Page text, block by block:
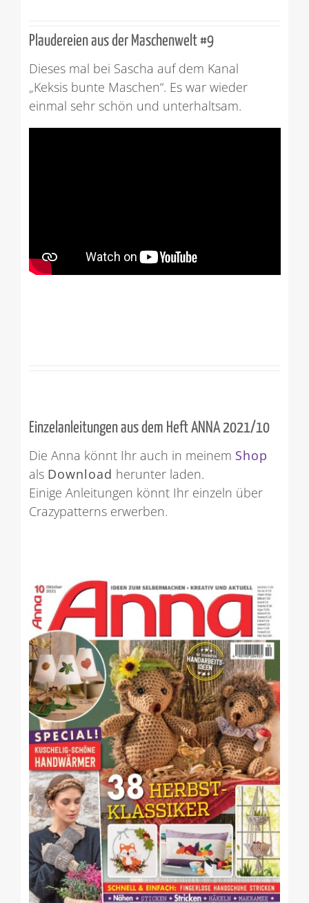
Plaudereien aus der Maschenwelt #9
Dieses mal bei Sascha auf dem Kanal
„Keksis bunte Maschen“. Es war wieder
einmal sehr schön und unterhaltsam.
Einzelanleitungen aus dem Heft ANNA 2021/10
Die Anna könnt Ihr auch in meinem Shop
als Download herunter laden.
Einige Anleitungen könnt Ihr einzeln über
Crazypatterns erwerben.